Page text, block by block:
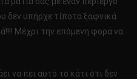
δεν υπήρχε τίποτα ξαφνικά
Μέχρι την επόμενη φορά να
να πει αυτό το κάτι ότι δεν